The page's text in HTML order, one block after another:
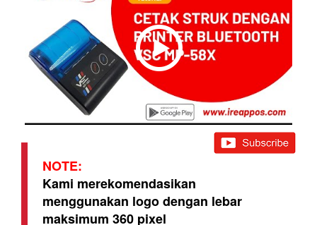
NOTE:
Kami merekomendasikan
menggunakan logo dengan lebar
maksimum 360 pixel